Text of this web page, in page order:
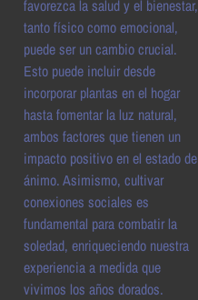
favorezca la salud y el bienestar,
tanto físico como emocional,
puede ser un cambio crucial.
Esto puede incluir desde
incorporar plantas en el hogar
hasta fomentar la luz natural,
ambos factores que tienen un
impacto positivo en el estado de
ánimo. Asimismo, cultivar
conexiones sociales es
fundamental para combatir la
soledad, enriqueciendo nuestra
experiencia a medida que
vivimos los años dorados.